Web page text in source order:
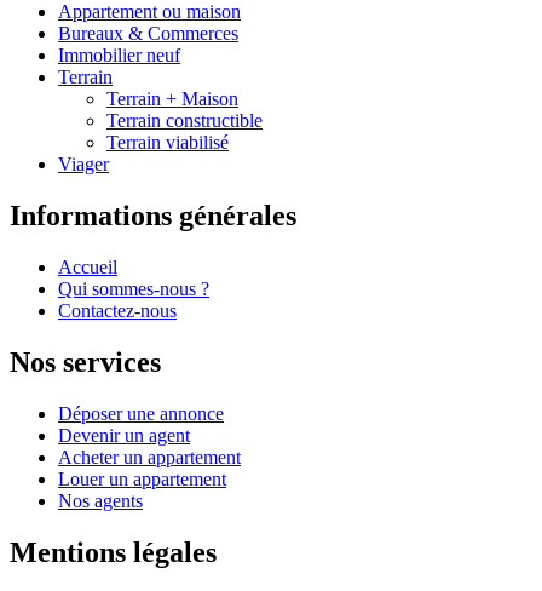
Appartement ou maison
Bureaux & Commerces
Immobilier neuf
Terrain
Terrain + Maison
Terrain constructible
Terrain viabilisé
Viager
Informations générales
Accueil
Qui sommes-nous ?
Contactez-nous
Nos services
Déposer une annonce
Devenir un agent
Acheter un appartement
Louer un appartement
Nos agents
Mentions légales